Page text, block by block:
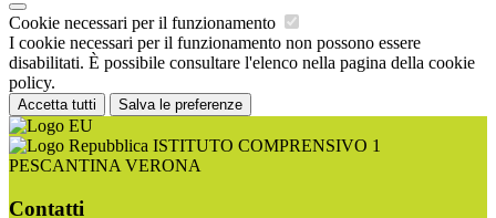
Cookie necessari per il funzionamento
I cookie necessari per il funzionamento non possono essere
disabilitati. È possibile consultare l'elenco nella pagina della cookie
policy.
Accetta tutti Salva le preferenze
ISTITUTO COMPRENSIVO 1
PESCANTINA VERONA
Contatti